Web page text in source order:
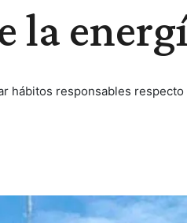
la
hábitos responsables